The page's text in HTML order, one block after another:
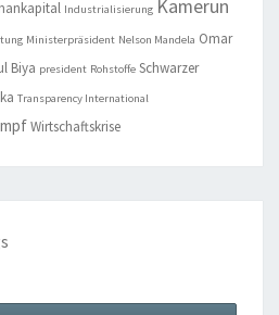
Industrialisierung Kamerun
Ministerpräsident Nelson Mandela Omar
Biya president Rohstoffe Schwarzer
Transparency International
Wirtschaftskrise